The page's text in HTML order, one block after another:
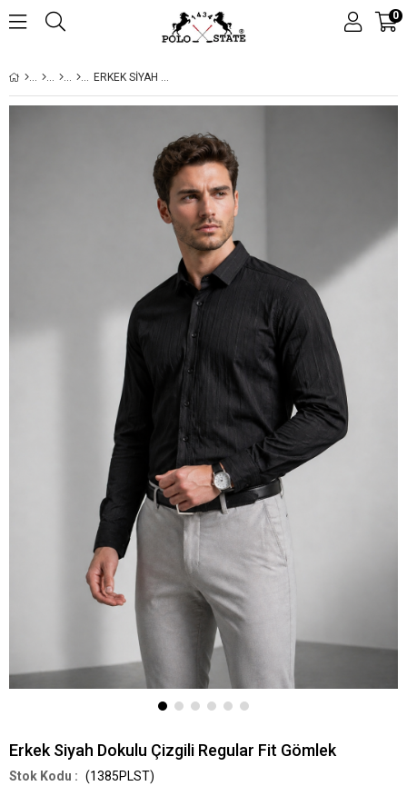
0
ERKEK SIYAH DOKULU ÇIZGILI REGULAR FIT GÖMLEK
Erkek Siyah Dokulu Çizgili Regular Fit Gömlek
(1385PLST)